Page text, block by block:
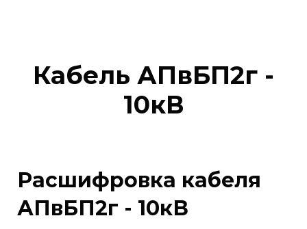
Кабель АПвБП2г -
10кВ
Расшифровка кабеля
АПвБП2г - 10кВ